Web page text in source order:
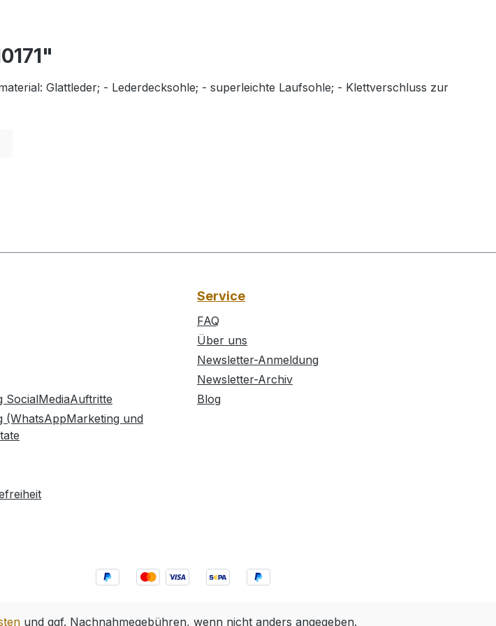
Glattleder; - Lederdecksohle; - superleichte Laufsohle; - Klettverschluss zur
SocialMediaAuftritte
(WhatsAppMarketing und
Service
FAQ
Über uns
Newsletter-Anmeldung
Newsletter-Archiv
Blog
und ggf. Nachnahmegebühren, wenn nicht anders angegeben.